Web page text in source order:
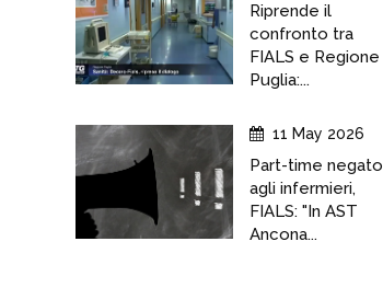
Riprende il
confronto tra
FIALS e Regione
Puglia:...
11 May 2026
Part-time negato
agli infermieri,
FIALS: "In AST
Ancona...